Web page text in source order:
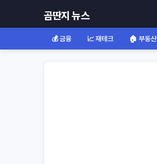
곰딴지 뉴스
💰 금융 📈 재테크 🏠 부동산